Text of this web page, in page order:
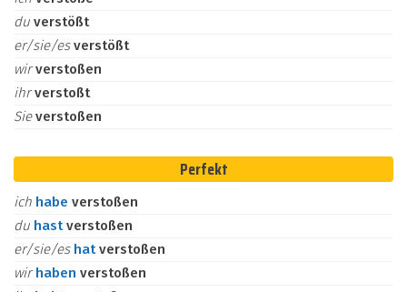
du verstößt
er/sie/esverstößt
wirverstoßen
ihrverstoßt
Sieverstoßen
Perfekt
ich habe verstoßen
du hastverstoßen
er/sie/es hatverstoßen
wirhaben verstoßen